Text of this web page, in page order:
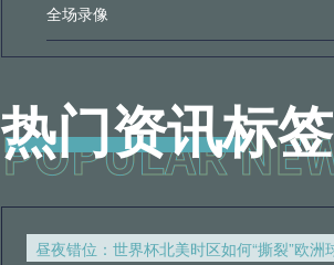
全场录像
05月26日 赫罗纳vs马德里竞技 全场
05月26日 马来西亚羽毛球大师赛混双
热门资讯标签